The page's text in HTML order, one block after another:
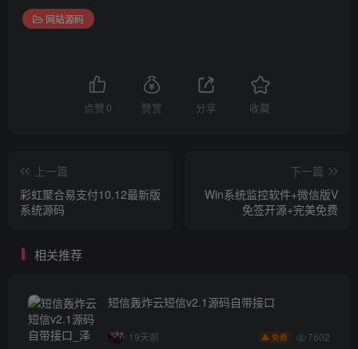
网站源码
点赞 0 赞赏 分享 收藏
上一篇
彩虹聚合易支付10.12最新版
系统源码
下一篇
Win系统监控软件+微信版V
免签开源+完美免费
相关推荐
短信轰炸云短信v2.1源码自带接口
19天前 免费 7602